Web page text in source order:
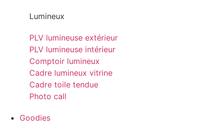
Lumineux
PLV lumineuse extérieur
PLV lumineuse intérieur
Comptoir lumineux
Cadre lumineux vitrine
Cadre toile tendue
Photo call
Goodies